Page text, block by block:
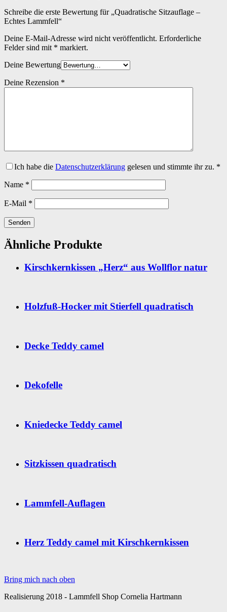
Schreibe die erste Bewertung für „Quadratische Sitzau­flage –
Echtes Lammfell“
Deine E-Mail-Adresse wird nicht veröffentlicht. Erforderliche
Felder sind mit * markiert.
Deine Bewertung
Deine Rezension *
Ich habe die Datenschutzerklärung gelesen und stimmte ihr zu. *
Name *
E-Mail *
Ähnliche Produkte
Kirschkernkissen „Herz“ aus Wollflor natur
Holzfuß-Hocker mit Stierfell quadratisch
Decke Teddy camel
Dekofelle
Kniedecke Teddy camel
Sitzkissen quadratisch
Lammfell-Auflagen
Herz Teddy camel mit Kirschkernkissen
Bring mich nach oben
Realisierung 2018 - Lammfell Shop Cornelia Hartmann